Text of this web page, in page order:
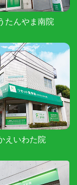
たんやま南院
えいわた院